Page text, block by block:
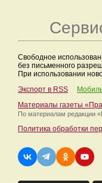
Свободное
без письменного
При использовании
Экспорт в RSS
Материалы газеты
По материалам редакции
Политика обработки